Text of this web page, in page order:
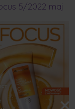
5/2022 maj